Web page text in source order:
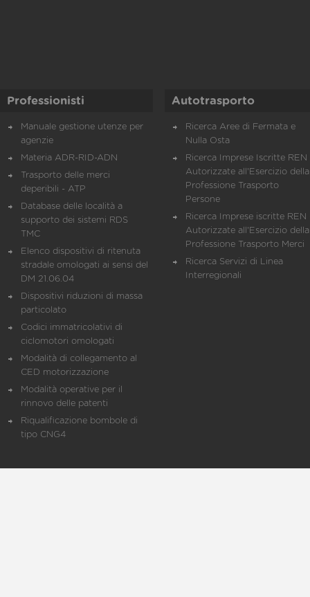
Professionisti
Manuale gestione utenze per
agenzie
Materia ADR-RID-ADN
Trasporto delle merci
deperibili - ATP
Database delle località a
supporto dei sistemi RDS
TMC
Elenco dispositivi di ritenuta
stradale omologati ai sensi del
DM 21.06.04
Dispositivi riduzioni di massa
particolato
Codici immatricolativi di
ciclomotori omologati
Modalità di collegamento al
CED motorizzazione
Modalità operative per il
rinnovo delle patenti
Riqualificazione bombole di
tipo CNG4
Autotrasporto
Ricerca Aree di Fermata e
Nulla Osta
Ricerca Imprese Iscritte REN
Autorizzate all'Esercizio della
Professione Trasporto
Persone
Ricerca Imprese iscritte REN
Autorizzate all'Esercizio della
Professione Trasporto Merci
Ricerca Servizi di Linea
Interregionali